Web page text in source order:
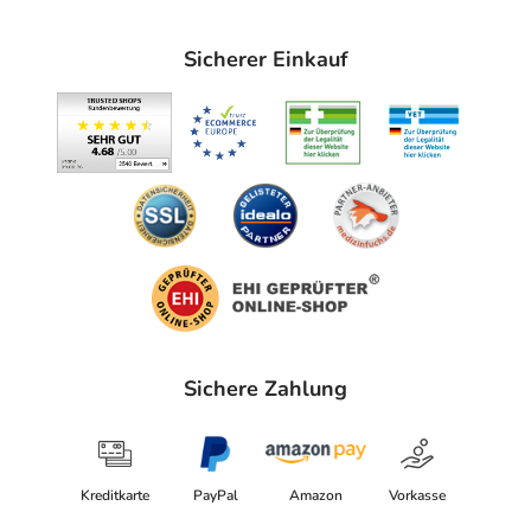
Sicherer Einkauf
Sichere Zahlung
Kreditkarte PayPal Amazon Vorkasse